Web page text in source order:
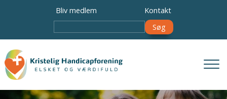
Bliv medlem Kontakt